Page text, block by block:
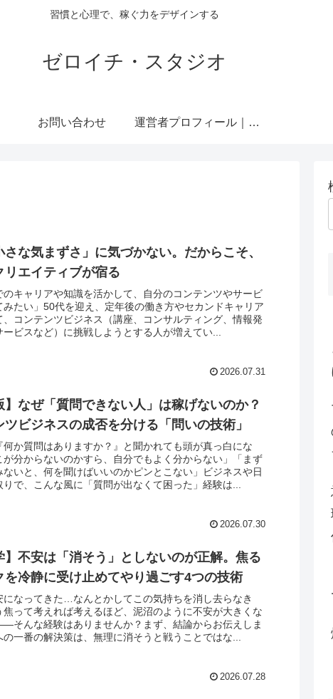
習慣と心理で、稼ぐ力をデザインする
ゼロイチ・スタジオ
お問い合わせ 運営者プロフィール｜ミライジュウ
さな気まずさ」に気づかない。だからこそ、
リエイティブが宿る
のキャリアや知識を活かして、自分のコンテンツやサービ
みたい」50代を迎え、定年後の働き方やセカンドキャリア
、コンテンツビジネス（講座、コンサルティング、情報発
ービスなど）に挑戦しようとする人が増えてい...
2026.07.31
】なぜ「質問できない人」は稼げないのか？
ツビジネスの成否を分ける「問いの技術」
何か質問はありますか？』と聞かれても頭が真っ白にな
が分からないのかすら、自分でもよく分からない」「まず
ないと、何を聞けばいいのかピンとこない」ビジネスや日
りで、こんな風に「質問が出なくて困った」経験は...
2026.07.30
】不安は「消そう」としないのが正解。焦る
を冷静に受け止めてやり過ごす4つの技術
になってきた…なんとかしてこの気持ちを消し去らなき
焦って考えれば考えるほど、泥沼のように不安が大きくな
そんな経験はありませんか？まず、結論からお伝えしま
の一番の解決策は、無理に消そうと戦うことではな...
2026.07.28